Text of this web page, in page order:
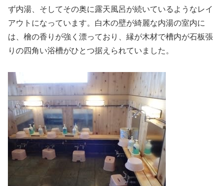
ず内湯、そしてその奥に露天風呂が続いているようなレイ
アウトになっています。白木の壁が綺麗な内湯の室内に
は、檜の香りが強く漂っており、縁が木材で槽内が石板張
りの四角い浴槽がひとつ据えられていました。